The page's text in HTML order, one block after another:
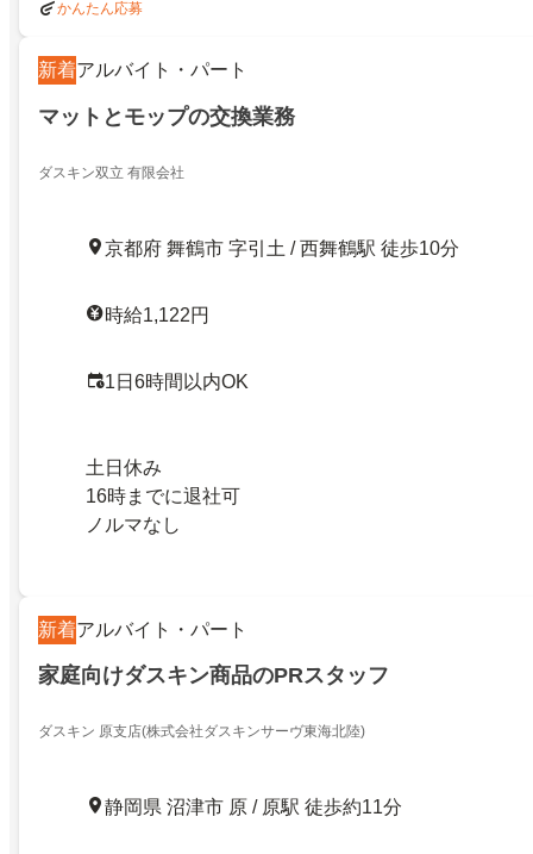
かんたん応募
新着アルバイト・パート
マットとモップの交換業務
ダスキン双立 有限会社
京都府 舞鶴市 字引土 / 西舞鶴駅 徒歩10分
時給1,122円
1日6時間以内OK
土日休み
16時までに退社可
ノルマなし
新着アルバイト・パート
家庭向けダスキン商品のPRスタッフ
ダスキン 原支店(株式会社ダスキンサーヴ東海北陸)
静岡県 沼津市 原 / 原駅 徒歩約11分